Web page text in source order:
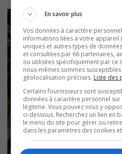
En savoir plus
Vos données à caractère
informations liées à votre appareil
uniques et autres types de
et consultées par 66 partenaires,
ou utilisées spécifiquement par ce
nous-mêmes sommes
géolocalisation précises. Liste des
Certains fournisseurs sont
données à caractère personnel
légitime. Vous pouvez vous y
ci-dessous. Recherchez un lien en
le menu du site pour gérer ou
dans les paramètres des cookies